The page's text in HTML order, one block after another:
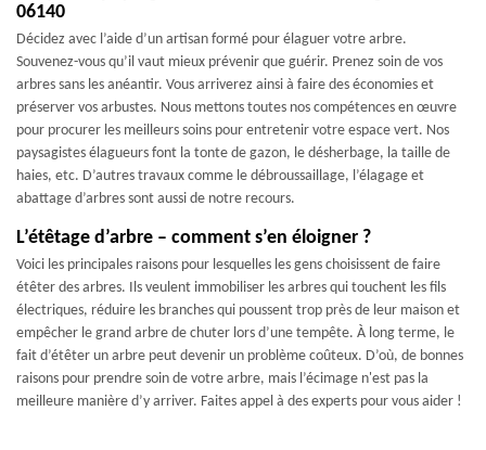
06140
Décidez avec l’aide d’un artisan formé pour élaguer votre arbre.
Souvenez-vous qu’il vaut mieux prévenir que guérir. Prenez soin de vos
arbres sans les anéantir. Vous arriverez ainsi à faire des économies et
préserver vos arbustes. Nous mettons toutes nos compétences en œuvre
pour procurer les meilleurs soins pour entretenir votre espace vert. Nos
paysagistes élagueurs font la tonte de gazon, le désherbage, la taille de
haies, etc. D’autres travaux comme le débroussaillage, l’élagage et
abattage d’arbres sont aussi de notre recours.
L’étêtage d’arbre – comment s’en éloigner ?
Voici les principales raisons pour lesquelles les gens choisissent de faire
étêter des arbres. Ils veulent immobiliser les arbres qui touchent les fils
électriques, réduire les branches qui poussent trop près de leur maison et
empêcher le grand arbre de chuter lors d’une tempête. À long terme, le
fait d’étêter un arbre peut devenir un problème coûteux. D’où, de bonnes
raisons pour prendre soin de votre arbre, mais l’écimage n'est pas la
meilleure manière d’y arriver. Faites appel à des experts pour vous aider !